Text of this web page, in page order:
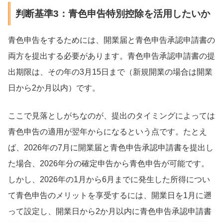
判断基準3：青色申告特別控除を活用したいか
青色申告をするためには、開業届と青色申告承認申請書の
両方を提出する必要があります。青色申告承認申請書の提
出期限は、その年の3月15日まで（新規開業の場合は開業
日から2か月以内）です。
ここで見落としがちなのが、提出のタイミングによっては
青色申告の適用が翌年からになるという点です。たとえ
ば、2026年の7月に開業届と青色申告承認申請書を提出し
た場合、2026年分の確定申告から青色申告が可能です。
しかし、2026年の1月から6月までに発生した所得につい
て青色申告のメリットを享受するには、開業日を1月に遡
って設定し、開業日から2か月以内に青色申告承認申請書